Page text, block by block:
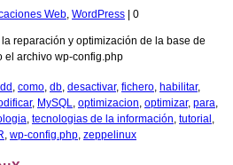
Web WordPress | 0
reparación y optimización de la base de
el archivo wp-config.php
como db desactivar, fichero habilitar,
, MySQL optimizacion optimizar, para
tecnologias de la información tutorial
wp-config.php zeppelinux